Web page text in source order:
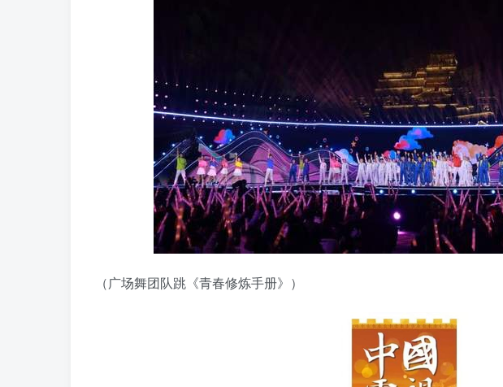
（广场舞团队跳《青春修炼手册》）